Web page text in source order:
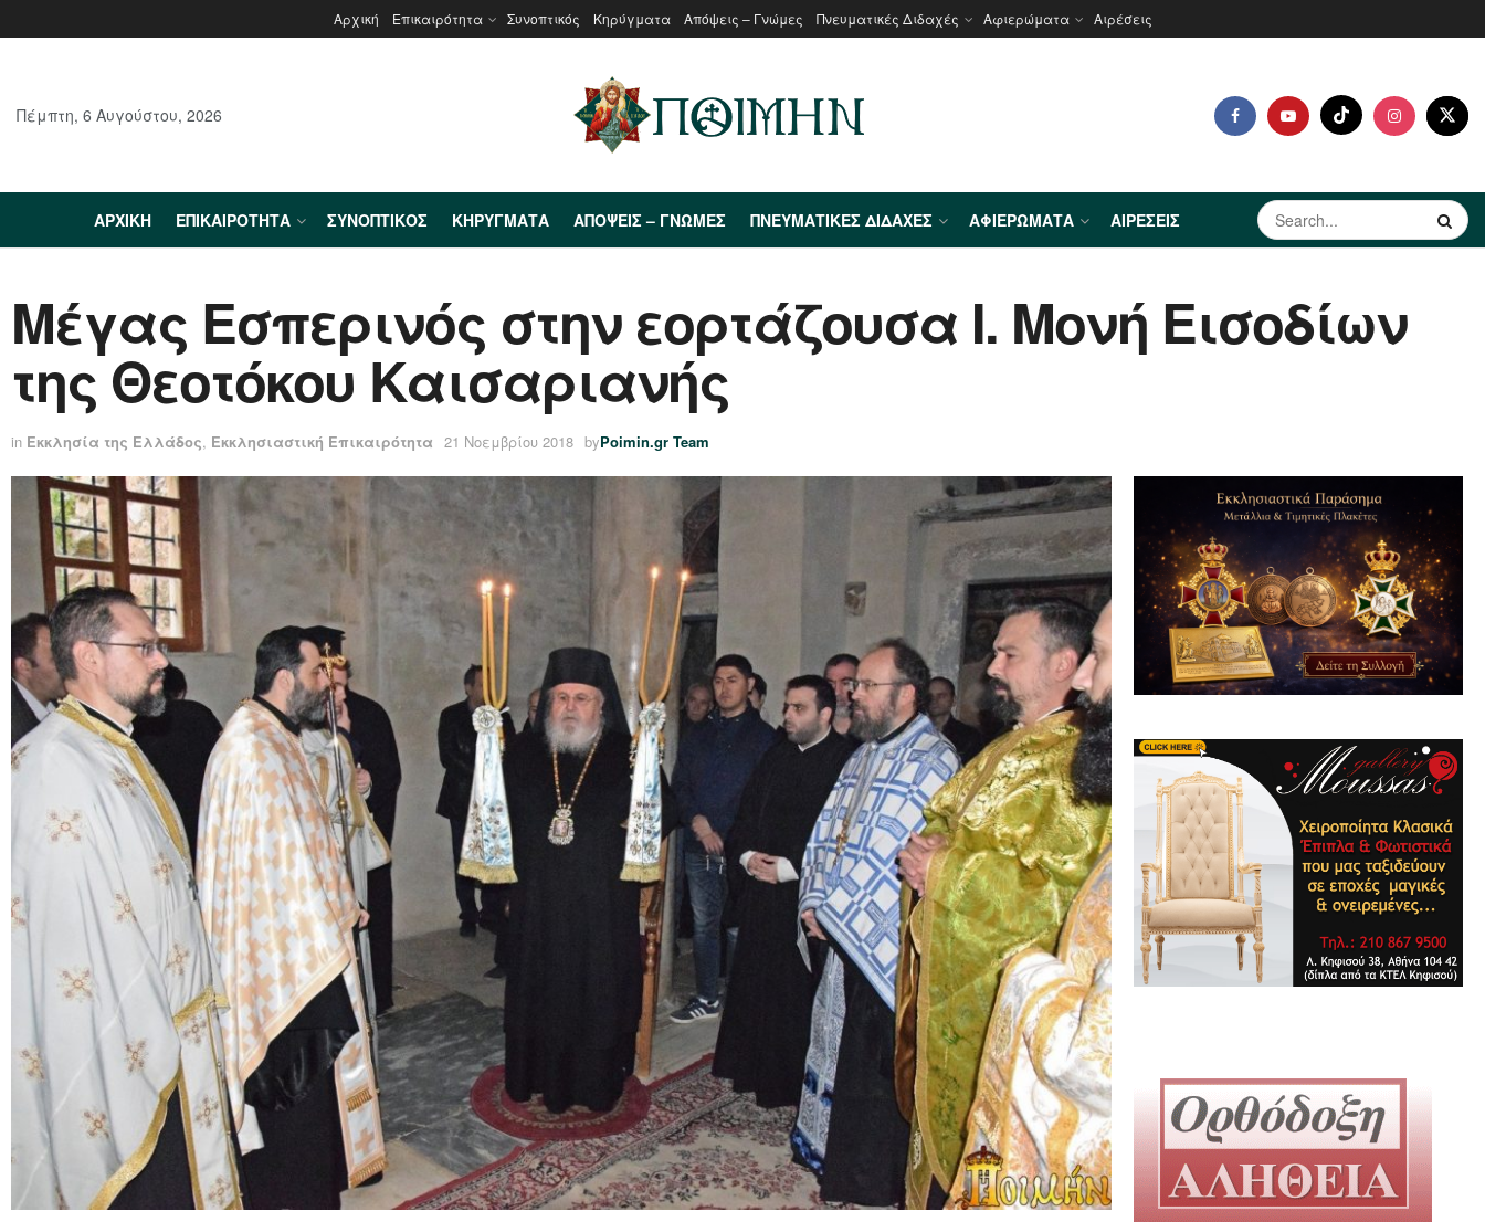
Αρχική Επικαιρότητα Συνοπτικός Κηρύγματα Απόψεις – Γνώμες Πνευματικές Διδαχές Αφιερώματα Αιρέσεις
Πέμπτη, 6 Αυγούστου, 2026
ΑΡΧΙΚΉ ΕΠΙΚΑΙΡΌΤΗΤΑ ΣΥΝΟΠΤΙΚΌΣ ΚΗΡΎΓΜΑΤΑ ΑΠΌΨΕΙΣ – ΓΝΏΜΕΣ ΠΝΕΥΜΑΤΙΚΈΣ ΔΙΔΑΧΈΣ ΑΦΙΕΡΏΜΑΤΑ ΑΙΡΈΣΕΙΣ
Μέγας Εσπερινός στην εορτάζουσα Ι. Μονή Εισοδίων
της Θεοτόκου Καισαριανής
in Εκκλησία της Ελλάδος, Εκκλησιαστική Επικαιρότητα 21 Νοεμβρίου 2018 byPoimin.gr Team